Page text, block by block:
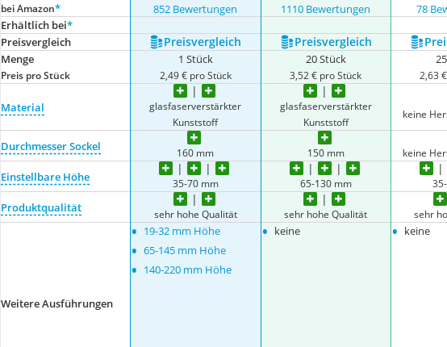
bei Amazon* 852 Bewertungen 1110 Bewertungen 78
Erhältlich bei*
Preis­vergleich
Preis­vergleich Preis­vergleich
Menge
Preis pro Stück
1 Stück
2,49 € pro Stück
20 Stück
3,52 € pro Stück 2,63
Material
glasfaserverstärkter
Kunststoff
glasfaserverstärkter
Kunststoff
keine
Durchmesser Sockel 160 mm 150 mm keine
Einstellbare Höhe 35-70 mm 65-130 mm
Produktqualität sehr hohe Qualität sehr hohe Qualität sehr
Weitere Ausführungen
• 19-32 mm Höhe
• 65-145 mm Höhe
• 140-220 mm Höhe
• keine • keine